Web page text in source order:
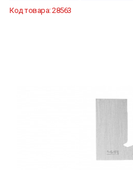
Код товара:28563